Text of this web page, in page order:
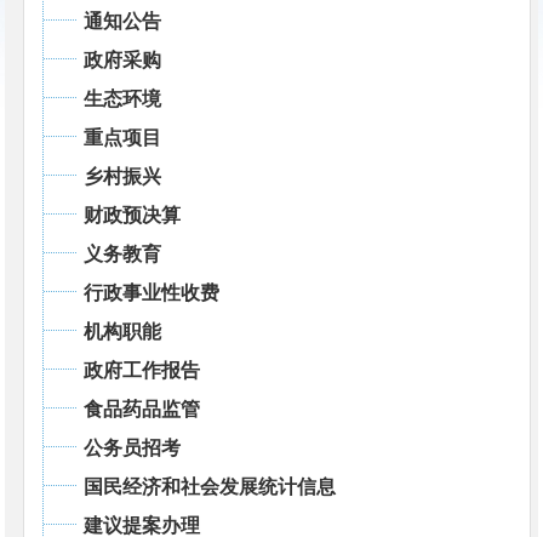
通知公告
政府采购
生态环境
重点项目
乡村振兴
财政预决算
义务教育
行政事业性收费
机构职能
政府工作报告
食品药品监管
公务员招考
国民经济和社会发展统计信息
建议提案办理